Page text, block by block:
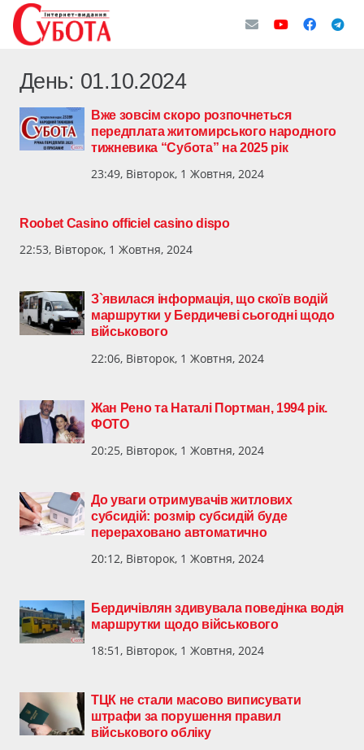
День: 01.10.2024
Вже зовсім скоро розпочнеться
передплата житомирського народного
тижневика “Субота” на 2025 рік
23:49, Вівторок, 1 Жовтня, 2024
Roobet Casino officiel casino dispo
22:53, Вівторок, 1 Жовтня, 2024
З`явилася інформація, що скоїв водій
маршрутки у Бердичеві сьогодні щодо
військового
22:06, Вівторок, 1 Жовтня, 2024
Жан Рено та Наталі Портман, 1994 рік.
ФОТО
20:25, Вівторок, 1 Жовтня, 2024
До уваги отримувачів житлових
субсидій: розмір субсидій буде
перераховано автоматично
20:12, Вівторок, 1 Жовтня, 2024
Бердичівлян здивувала поведінка водія
маршрутки щодо військового
18:51, Вівторок, 1 Жовтня, 2024
ТЦК не стали масово виписувати
штрафи за порушення правил
військового обліку